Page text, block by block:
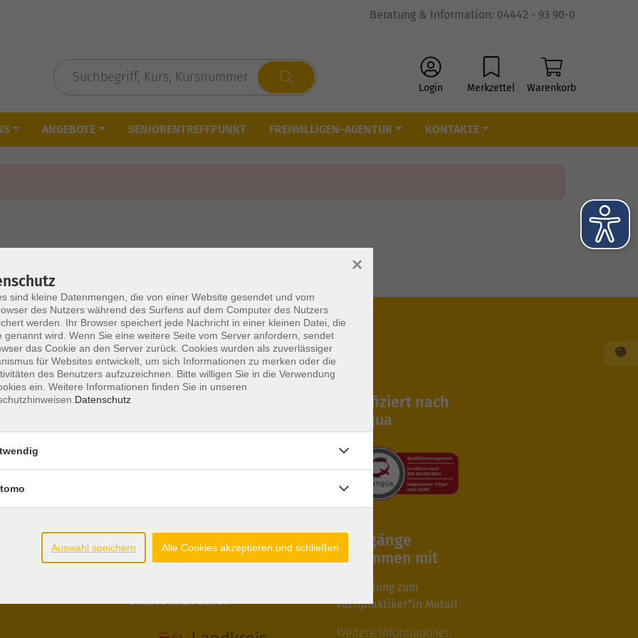
Beratung & Information: 04442 - 93 90-0
Login Merkzettel Warenkorb
ANGEBOTE SENIORENTREFFPUNKT FREIWILLIGEN-AGENTUR KONTAKTE
13.30 Uhr
- 16.00 Uhr
Gesetzliche Angaben
Widerruf
Unterstützt durch
Zertifiziert nach
Certqua
Lehrgänge
zusammen mit
Ausbildung zum
Fachpraktiker*in Metall
Weitere Informationen
sind kleine Datenmengen, die von einer Website gesendet und vom
des Nutzers während des Surfens auf dem Computer des Nutzers
werden. Ihr Browser speichert jede Nachricht in einer kleinen Datei, die
genannt wird. Wenn Sie eine weitere Seite vom Server anfordern, sendet
das Cookie an den Server zurück. Cookies wurden als zuverlässiger
für Websites entwickelt, um sich Informationen zu merken oder die
des Benutzers aufzuzeichnen. Bitte willigen Sie in die Verwendung
ein. Weitere Informationen finden Sie in unseren
Datenschutz
×
Auswahl speichern Alle Cookies akzeptieren und schließen